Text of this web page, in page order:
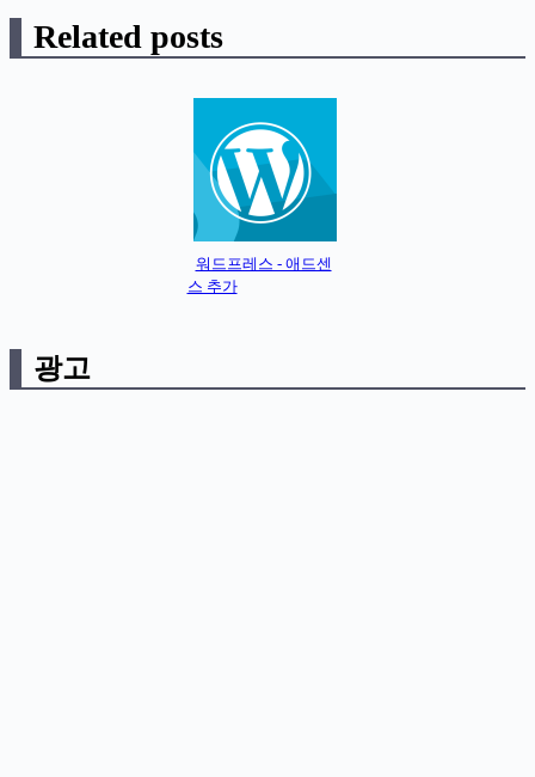
Related posts
워드프레스 - 애드센
스 추가
광고